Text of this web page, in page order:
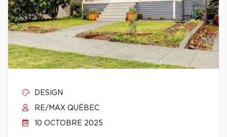
DESIGN
RE/MAX QUÉBEC
10 OCTOBRE 2025